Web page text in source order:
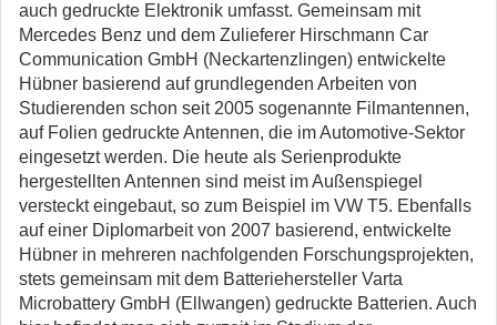
auch gedruckte Elektronik umfasst. Gemeinsam mit
Mercedes Benz und dem Zulieferer Hirschmann Car
Communication GmbH (Neckartenzlingen) entwickelte
Hübner basierend auf grundlegenden Arbeiten von
Studierenden schon seit 2005 sogenannte Filmantennen,
auf Folien gedruckte Antennen, die im Automotive-Sektor
eingesetzt werden. Die heute als Serienprodukte
hergestellten Antennen sind meist im Außenspiegel
versteckt eingebaut, so zum Beispiel im VW T5. Ebenfalls
auf einer Diplomarbeit von 2007 basierend, entwickelte
Hübner in mehreren nachfolgenden Forschungsprojekten,
stets gemeinsam mit dem Batteriehersteller Varta
Microbattery GmbH (Ellwangen) gedruckte Batterien. Auch